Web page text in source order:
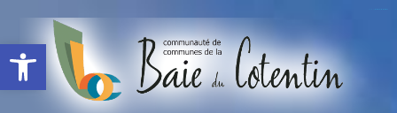
Ouvrir la barre d’outils